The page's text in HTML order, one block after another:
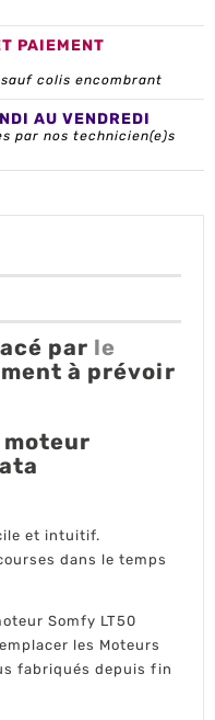
PAIEMENT
colis encombrant
AU VENDREDI
par nos technicien(e)s
par le
à prévoir
et intuitif.
dans le temps
Somfy LT50
les Moteurs
fabriqués depuis fin